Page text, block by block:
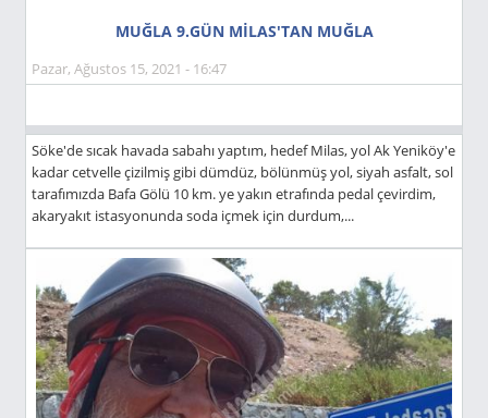
MUĞLA 9.GÜN MİLAS'TAN MUĞLA
Pazar, Ağustos 15, 2021 - 16:47
Söke'de sıcak havada sabahı yaptım, hedef Milas, yol Ak Yeniköy'e
kadar cetvelle çizilmiş gibi dümdüz, bölünmüş yol, siyah asfalt, sol
tarafımızda Bafa Gölü 10 km. ye yakın etrafında pedal çevirdim,
akaryakıt istasyonunda soda içmek için durdum,...